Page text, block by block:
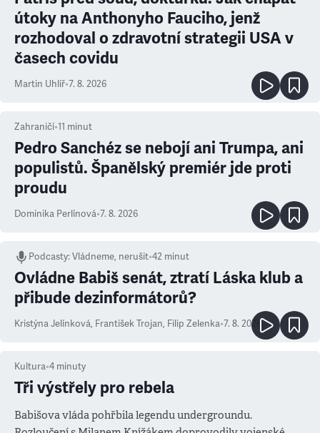
útoky na Anthonyho Fauciho, jenž
rozhodoval o zdravotní strategii USA v
časech covidu
Martin Uhlíř•7. 8. 2026
Zahraničí•11 minut
Pedro Sanchéz se nebojí ani Trumpa, ani
populistů. Španělský premiér jde proti
proudu
Dominika Perlínová•7. 8. 2026
Podcasty:Vládneme, nerušit•42 minut
Ovládne Babiš senát, ztratí Láska klub a
přibude dezinformátorů?
Kristýna Jelínková, František Trojan, Filip Zelenka•7. 8. 2026
Kultura•4 minuty
Tři výstřely pro rebela
Babišova vláda pohřbila legendu undergroundu.